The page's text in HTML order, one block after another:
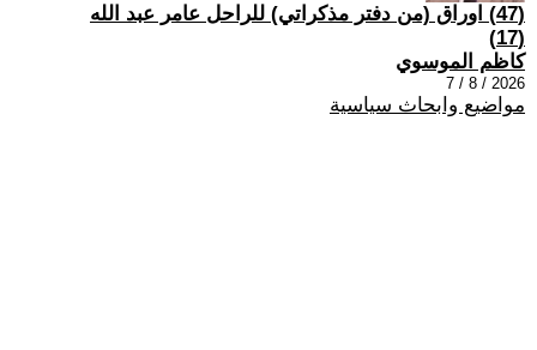
(47) اوراق (من دفتر مذكراتي) للراحل عامر عبد الله
(17)
كاظم الموسوي
2026 / 8 / 7
مواضيع وابحاث سياسية